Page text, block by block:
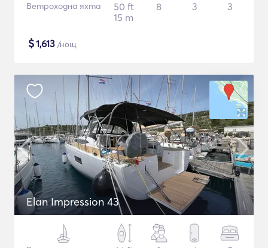
Ветроходна яхта
50 ft
15 m
8 3 3
$1,613 /нощ
Elan Impression 43